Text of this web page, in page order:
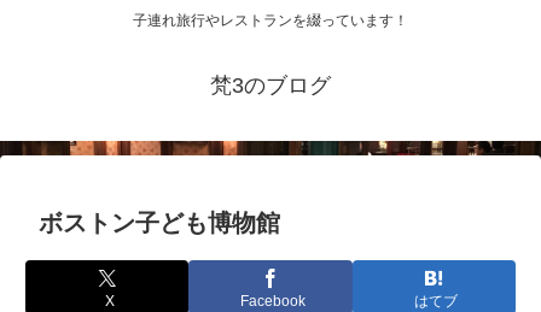
子連れ旅行やレストランを綴っています！
梵3のブログ
ボストン子ども博物館
X Facebook はてブ